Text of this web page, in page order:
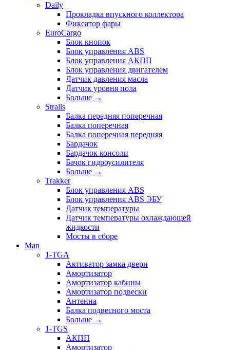
Daily
Прокладка впускного коллектора
Фиксатор фары
EuroCargo
Блок кнопок
Блок управления ABS
Блок управления АКПП
Блок управления двигателем
Датчик давления масла
Датчик уровня пола
Больше →
Stralis
Балка передняя поперечная
Балка поперечная
Балка поперечная передняя
Бардачок
Бардачок консоли
Бачок гидроусилителя
Больше →
Trakker
Блок управления ABS
Блок управления ABS ЭБУ
Датчик температуры
Датчик температуры охлаждающей
жидкости
Мосты в сборе
Man
1-TGA
Активатор замка двери
Амортизатор
Амортизатор кабины
Амортизатор подвески
Антенна
Балка подвесного моста
Больше →
1-TGS
АКПП
Амортизатор